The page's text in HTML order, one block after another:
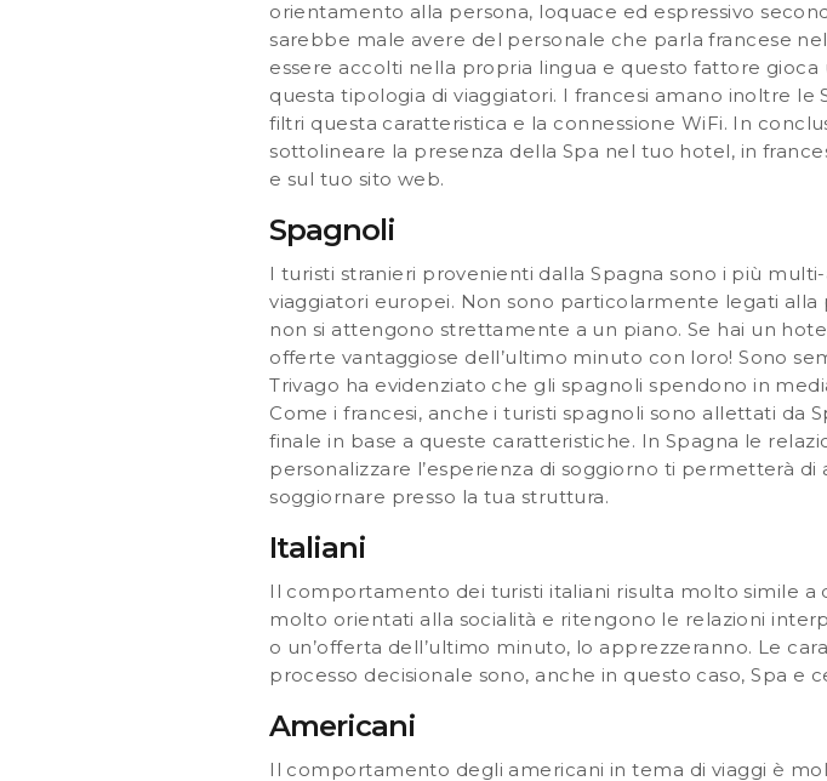
orientamento alla persona, loquace ed espressivo
sarebbe male avere del personale che parla francese
essere accolti nella propria lingua e questo fattore
questa tipologia di viaggiatori. I francesi amano inoltre le
filtri questa caratteristica e la connessione WiFi. In
sottolineare la presenza della Spa nel tuo hotel, in
e sul tuo sito web.
Spagnoli
I turisti stranieri provenienti dalla Spagna sono i più
viaggiatori europei. Non sono particolarmente legati alla
non si attengono strettamente a un piano. Se hai un
offerte vantaggiose dell’ultimo minuto con loro! Sono
Trivago ha evidenziato che gli spagnoli spendono in
Come i francesi, anche i turisti spagnoli sono allettati da
finale in base a queste caratteristiche. In Spagna le
personalizzare l’esperienza di soggiorno ti permetterà
soggiornare presso la tua struttura.
Italiani
Il comportamento dei turisti italiani risulta molto simile a
molto orientati alla socialità e ritengono le relazioni
o un’offerta dell’ultimo minuto, lo apprezzeranno. Le
processo decisionale sono, anche in questo caso, Spa e
Americani
Il comportamento degli americani in tema di viaggi è